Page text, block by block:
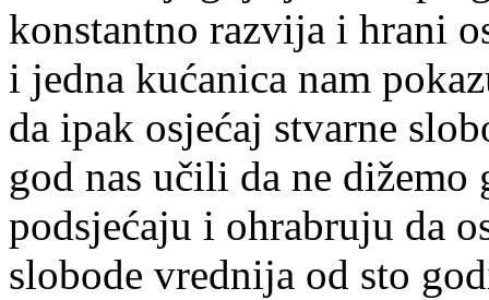
konstantno razvija i hrani
i jedna kućanica nam
da ipak osjećaj stvarne
god nas učili da ne
podsjećaju i ohrabruju da
slobode vrednija od sto